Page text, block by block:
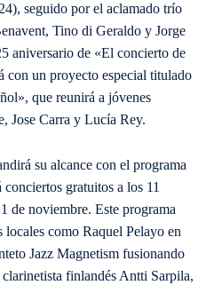
seguido por el aclamado trío
Tino di Geraldo y Jorge
aniversario de «El concierto de
con un proyecto especial titulado
que reunirá a jóvenes
Jose Carra y Lucía Rey.
su alcance con el programa
gratuitos a los 11
de noviembre. Este programa
locales como Raquel Pelayo en
Jazz Magnetism fusionando
finlandés Antti Sarpila,